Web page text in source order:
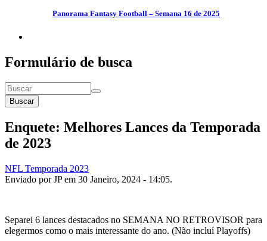
Panorama Fantasy Football – Semana 16 de 2025
Formulário de busca
Buscar
Enquete: Melhores Lances da Temporada
de 2023
NFL Temporada 2023
Enviado porJPem 30 Janeiro, 2024 - 14:05.
Separei 6 lances destacados no SEMANA NO RETROVISOR para
elegermos como o mais interessante do ano. (Não incluí Playoffs)